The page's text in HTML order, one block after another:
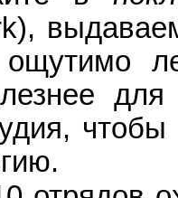
ощутимо